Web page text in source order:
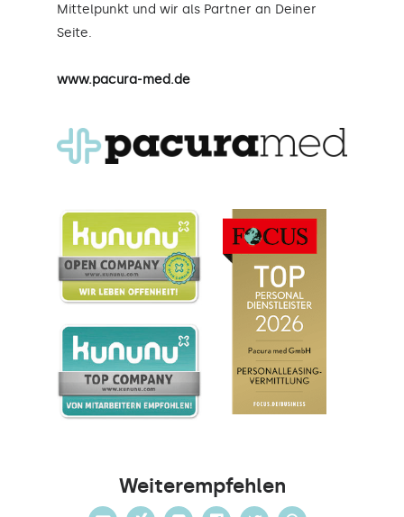
Mittelpunkt und wir als Partner an Deiner
Seite.
www.pacura-med.de
Weiterempfehlen